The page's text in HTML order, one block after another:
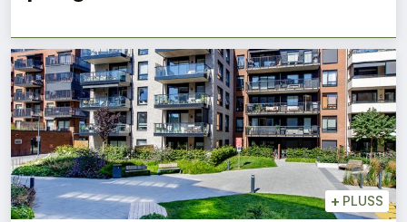
+ PLUSS